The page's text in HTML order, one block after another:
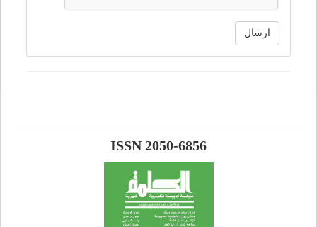
ارسال
ISSN 2050-6856